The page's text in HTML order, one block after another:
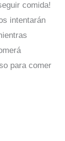
comida!
intentarán
para comer